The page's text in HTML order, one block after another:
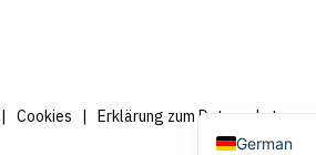
Cookies Erklärung zum Datenschutz
German
Dutch